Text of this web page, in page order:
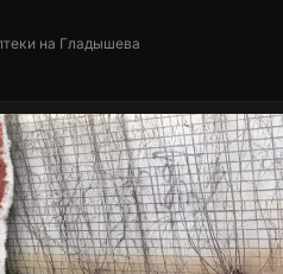
на Гладышева